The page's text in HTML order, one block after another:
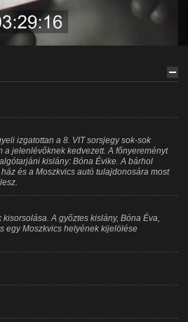
izgatottan a 8. VIT sorsjegy sok-sok
jelenlévőknek kedvezett. A főnyereményt
kislány: Bóna Évike. A bárhol
és a Moszkvics autó tulajdonosára most
A győztes kislány, Bóna Éva,
egy Moszkvics helyének kijelölése